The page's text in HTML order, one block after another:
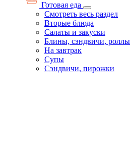
Готовая еда
Смотреть весь раздел
Вторые блюда
Салаты и закуски
Блины, сэндвичи, роллы
На завтрак
Супы
Сэндвичи, пирожки